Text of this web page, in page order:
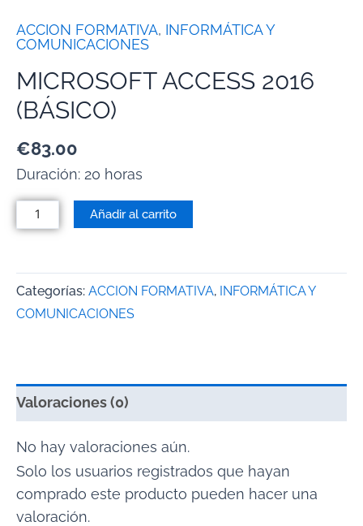
ACCION FORMATIVA, INFORMÁTICA Y
COMUNICACIONES
MICROSOFT ACCESS 2016
(BÁSICO)
€83.00
Duración: 20 horas
Añadir al carrito
Categorías: ACCION FORMATIVA, INFORMÁTICA Y
COMUNICACIONES
Valoraciones (0)
No hay valoraciones aún.
Solo los usuarios registrados que hayan
comprado este producto pueden hacer una
valoración.